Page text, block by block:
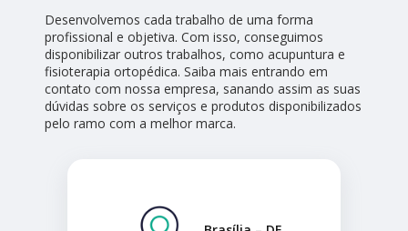
Desenvolvemos cada trabalho de uma forma
profissional e objetiva. Com isso, conseguimos
disponibilizar outros trabalhos, como acupuntura e
fisioterapia ortopédica. Saiba mais entrando em
contato com nossa empresa, sanando assim as suas
dúvidas sobre os serviços e produtos disponibilizados
pelo ramo com a melhor marca.